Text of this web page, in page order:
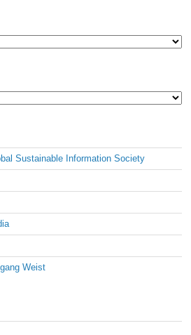
Sustainable Information Society
Weist